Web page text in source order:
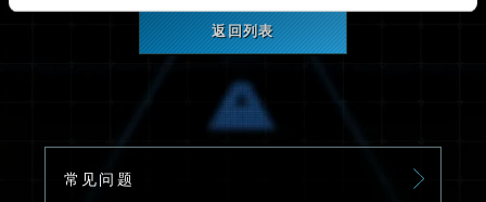
返回列表
常见问题